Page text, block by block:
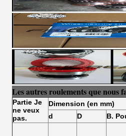
Les autres roulements que nous
Partie Je
ne veux
pas.
Dimension (en mm)
d D B.